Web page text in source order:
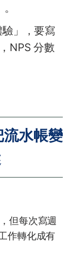
」，要寫
NPS 分數
水帳變
但每次寫週
作轉化成有